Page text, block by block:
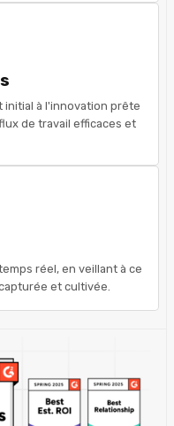
initial à l'innovation prête
de travail efficaces et
réel, en veillant à ce
et cultivée.